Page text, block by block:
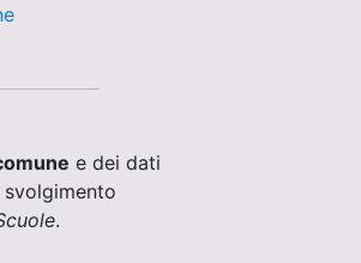
e dei dati
.